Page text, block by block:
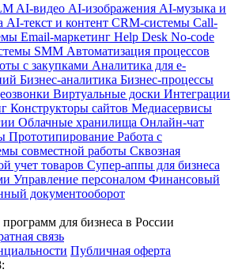
AI-видео AI-изображения AI-музыка и
AI-текст и контент CRM-системы Call-
Email-маркетинг Help Desk No-code
SMM Автоматизация процессов
с закупками Аналитика для e-
Бизнес-аналитика Бизнес-процессы
Виртуальные доски Интеграции
Конструкторы сайтов Медиасервисы
Облачные хранилища Онлайн-чат
Прототипирование Работа с
совместной работы Сквозная
учет товаров Супер-аппы для бизнеса
Управление персоналом Финансовый
документооборот
для бизнеса в России
связь
Публичная оферта